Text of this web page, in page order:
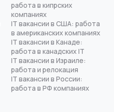
работа в кипрских
компаниях
IT вакансии в США: работа
в американских компаниях
IT вакансии в Канаде:
работа в канадских IT
IT вакансии в Израиле:
работа и релокация
IT вакансии в России:
работа в РФ компаниях